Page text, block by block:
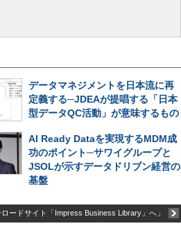
データマネジメントを日本流に再
定義する─JDEAが提唱する「日本
型データQC活動」が意味するもの
AI Ready Dataを実現するMDM成
功のポイント─サワイグループと
JSOLが示すデータドリブン経営の
基盤
ードサイト「Impress Business Library」へ」